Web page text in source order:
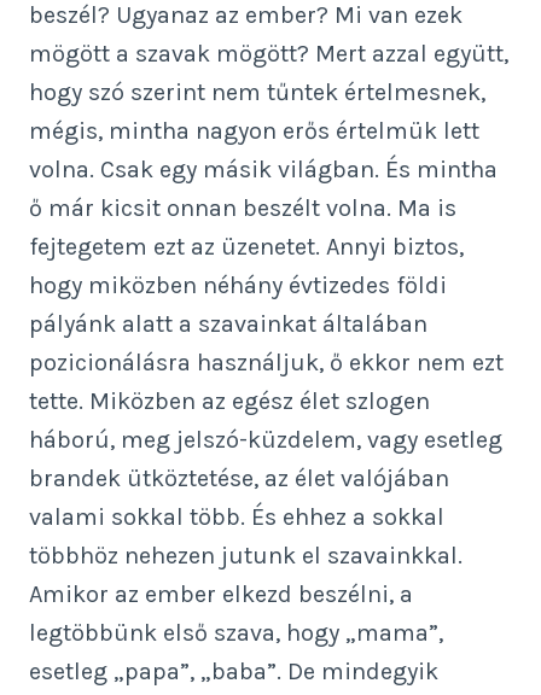
beszél? Ugyanaz az ember? Mi van ezek
mögött a szavak mögött? Mert azzal együtt,
hogy szó szerint nem tűntek értelmesnek,
mégis, mintha nagyon erős értelmük lett
volna. Csak egy másik világban. És mintha
ő már kicsit onnan beszélt volna. Ma is
fejtegetem ezt az üzenetet. Annyi biztos,
hogy miközben néhány évtizedes földi
pályánk alatt a szavainkat általában
pozicionálásra használjuk, ő ekkor nem ezt
tette. Miközben az egész élet szlogen
háború, meg jelszó-küzdelem, vagy esetleg
brandek ütköztetése, az élet valójában
valami sokkal több. És ehhez a sokkal
többhöz nehezen jutunk el szavainkkal.
Amikor az ember elkezd beszélni, a
legtöbbünk első szava, hogy „mama”,
esetleg „papa”, „baba”. De mindegyik